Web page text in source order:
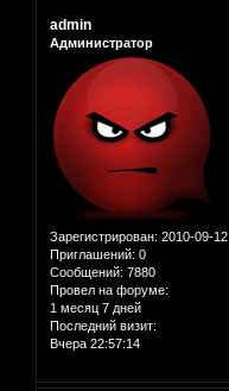
admin
Администратор
Зарегистрирован: 2010-09-12
Приглашений: 0
Сообщений: 7880
Провел на форуме:
1 месяц 7 дней
Последний визит:
Вчера 22:57:14